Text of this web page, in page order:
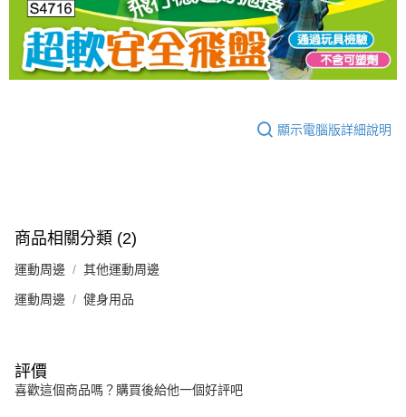
顯示電腦版詳細說明
商品相關分類 (2)
運動周邊 其他運動周邊
運動周邊 健身用品
評價
喜歡這個商品嗎？購買後給他一個好評吧